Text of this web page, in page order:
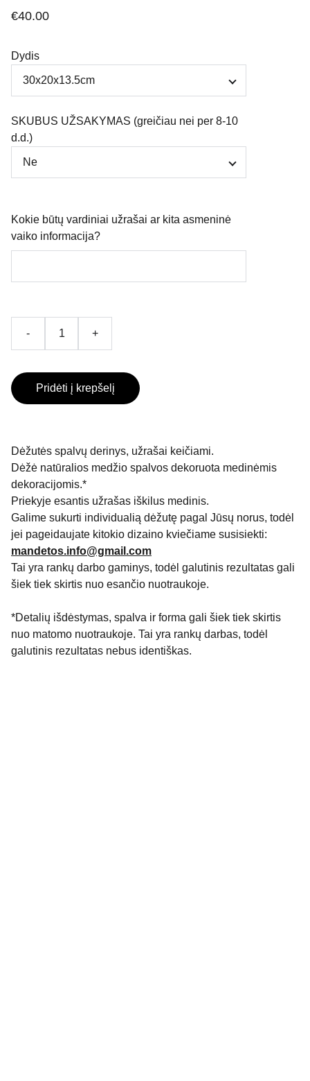
€40.00
Dydis
SKUBUS UŽSAKYMAS (greičiau nei per 8-10
d.d.)
Kokie būtų vardiniai užrašai ar kita asmeninė
vaiko informacija?
- +
Pridėti į krepšelį
Dėžutės spalvų derinys, užrašai keičiami.
Dėžė natūralios medžio spalvos dekoruota medinėmis
dekoracijomis.*
Priekyje esantis užrašas iškilus medinis.
Galime sukurti individualią dėžutę pagal Jūsų norus, todėl
jei pageidaujate kitokio dizaino kviečiame susisiekti:
mandetos.info@gmail.com
Tai yra rankų darbo gaminys, todėl galutinis rezultatas gali
šiek tiek skirtis nuo esančio nuotraukoje.
*Detalių išdėstymas, spalva ir forma gali šiek tiek skirtis
nuo matomo nuotraukoje. Tai yra rankų darbas, todėl
galutinis rezultatas nebus identiškas.